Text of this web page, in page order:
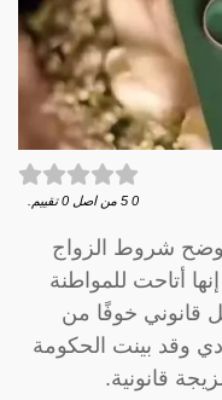
0
5 من اصل 0 تقييم.
توضح شروط الزواج
أتاحت للمواطنة
قانوني خوفًا من
وقد بينت الحكومة
قانونية.